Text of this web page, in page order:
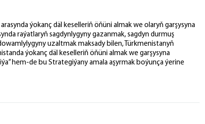
ýokanç däl keselleriň öňüni almak we olaryň garşysyna
raýatlaryň sagdynlygyny gazanmak, sagdyn durmuş
uzaltmak maksady bilen, Türkmenistanyň
ýokanç däl keselleriň öňüni almak we garşysyna
hem-de bu Strategiýany amala aşyrmak boýunça ýerine